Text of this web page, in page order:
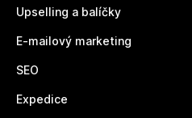
Upselling a balíčky
E-mailový marketing
SEO
Expedice